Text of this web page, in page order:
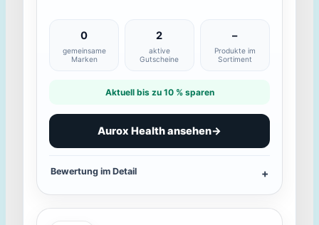
0
gemeinsame
Marken
2
aktive
Gutscheine
–
Produkte im
Sortiment
Aktuell bis zu 10 % sparen
Aurox Health ansehen→
Bewertung im Detail